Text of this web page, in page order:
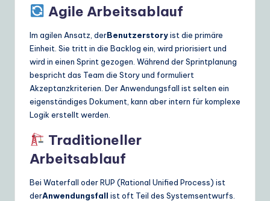
Agile Arbeitsablauf
Im agilen Ansatz, derBenutzerstoryist die primäre
Einheit. Sie tritt in die Backlog ein, wird priorisiert und
wird in einen Sprint gezogen. Während der Sprintplanung
bespricht das Team die Story und formuliert
Akzeptanzkriterien. Der Anwendungsfall ist selten ein
eigenständiges Dokument, kann aber intern für komplexe
Logik erstellt werden.
Traditioneller
Arbeitsablauf
Bei Waterfall oder RUP (Rational Unified Process) ist
derAnwendungsfall ist oft Teil des Systemsentwurfs.